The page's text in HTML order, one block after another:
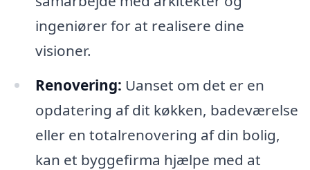
ingeniører for at realisere dine
visioner.
Renovering: Uanset om det er en
opdatering af dit køkken, badeværelse
eller en totalrenovering af din bolig,
kan et byggefirma hjælpe med at